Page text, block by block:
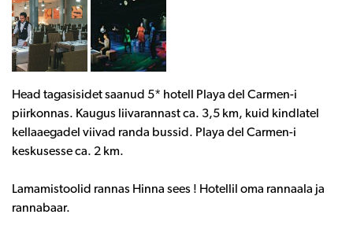
Head tagasisidet saanud 5* hotell Playa del Carmen-i
piirkonnas. Kaugus liivarannast ca. 3,5 km, kuid kindlatel
kellaaegadel viivad randa bussid. Playa del Carmen-i
keskusesse ca. 2 km.
Lamamistoolid rannas Hinna sees ! Hotellil oma rannaala ja
rannabaar.